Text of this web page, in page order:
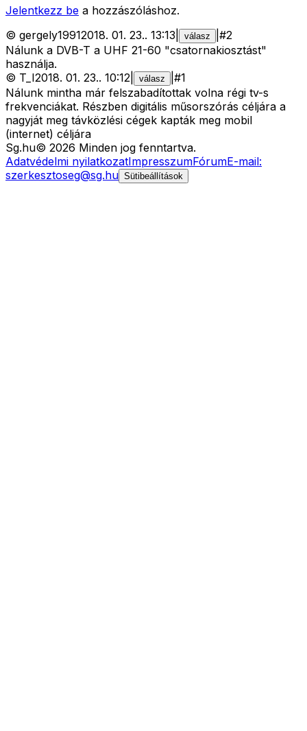
Jelentkezz be a hozzászóláshoz.
© gergely19912018. 01. 23.. 13:13 válasz #2
Nálunk a DVB-T a UHF 21-60 "csatornakiosztást"
használja.
© T_I2018. 01. 23.. 10:12 válasz #1
Nálunk mintha már felszabadítottak volna régi tv-s
frekvenciákat. Részben digitális műsorszórás céljára a
nagyját meg távközlési cégek kapták meg mobil
(internet) céljára
Sg.hu© 2026 Minden jog fenntartva.
Adatvédelmi nyilatkozatImpresszumFórumE-mail:
szerkesztoseg@sg.hu Sütibeállítások